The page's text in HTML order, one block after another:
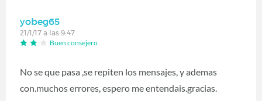
yobeg65
21/1/17 a las 9:47
Buen consejero
No se que pasa ,se repiten los mensajes, y ademas
con.muchos errores, espero me entendais.gracias.